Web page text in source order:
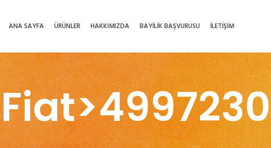
ANA SAYFA ÜRÜNLER HAKKIMIZDA BAYİLİK BAŞVURUSU İLETİŞİM
Fiat>4997230